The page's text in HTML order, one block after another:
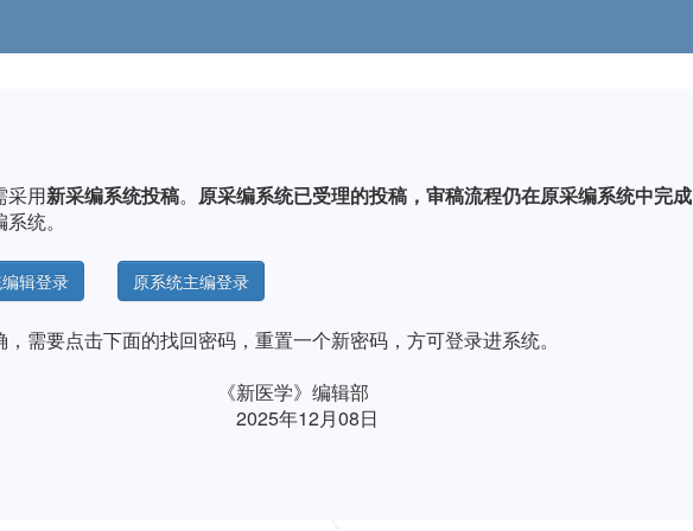
采用新采编系统投稿。 原采编系统已受理的投稿 ，审稿流程仍在原采编系统中完成
统。
辑登录 原系统主编登录
需要点击下面的找回密码，重置一个新密码，方可登录进系统。
编辑部
月08日